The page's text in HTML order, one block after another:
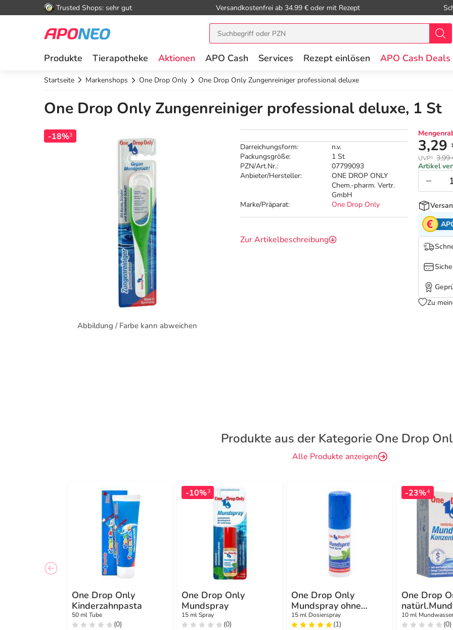
Trusted Shops: sehr gut Versandkostenfrei ab 34.99 € oder mit Rezept
Produkte Tierapotheke Aktionen APO Cash Services Rezept einlösen APO Cash Deals
Startseite Markenshops One Drop Only One Drop Only Zungenreiniger professional deluxe
One Drop Only Zungenreiniger professional deluxe, 1 St
-18%3
Abbildung / Farbe kann abweichen
Darreichungsform:
n.v.
Packungsgröße:
1 St
PZN/Art.Nr.:
07799093
Anbieter/Hersteller:
ONE DROP ONLY
Chem.-pharm. Vertr.
GmbH
Marke/Präparat:
One Drop Only
Zur Artikelbeschreibung
3,29
UVP¹ 3,99
Artikel
Zu
Produkte aus der Kategorie One Drop
Alle Produkte anzeigen
One Drop Only
Kinderzahnpasta
50 ml Tube
(0)
-10%3
One Drop Only
Mundspray
15 ml Spray
(0)
One Drop Only
Mundspray ohne
Alkohol
15 ml Dosierspray
(1)
-23%4
One Drop
Konzentrat
10 ml Mundwasser
(0)